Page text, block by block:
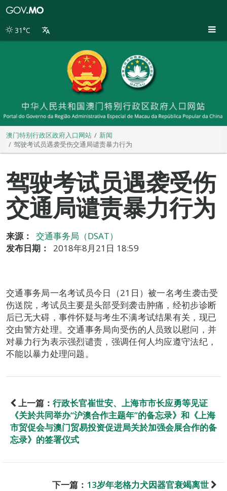
别
31°C
澳门特别行政区政府入口网站
新闻
驾驶考试员遇袭受伤交通局谴责暴力行为
驾驶考试员遇袭受伤
交通局谴责暴力行为
来源：
交通事务局（DSAT）
发布日期：
2018年8月21日 18:59
交通事务局一名考试员今日（21日）被一名考生袭击受
伤送院，考试员主要是头部受到袭击肿痛，经初步诊断
后已无大碍，事件怀疑与考生不满考试结果有关，现已
交由警方处理。交通事务局向受伤的人员致以慰问，并
对暴力行为表示强烈谴责，强调任何人均应遵守法纪，
不能以暴力处理问题。
上一篇： 行政长官崔世安、上海市市长应勇等见证
《关於共同举办“沪澳合作主题年”的备忘录》和《上海
市贸促会与澳门贸易投资促进局关於加强会展合作的备
忘录》的签署仪式
下一篇： 13岁年老格力犬因器官衰竭离世